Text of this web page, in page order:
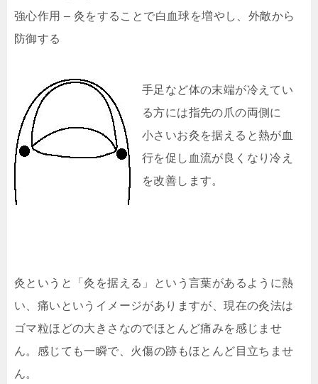
強心作用 – 灸をすることで白血球を増やし、外敵から
防御する
手足など体の末端が冷えてい
る方には指先の爪の両側に
小さいお灸を据えると熱が血
行を促し血流が良くなり冷え
を改善します。
灸というと「灸を据える」という言葉があるように熱
い、痛いというイメージがありますが、現在の灸法は
ゴマ粒ほどの大きさなのでほとんど痛みを感じませ
ん。感じても一瞬で、火傷の跡もほとんど目立ちませ
ん。